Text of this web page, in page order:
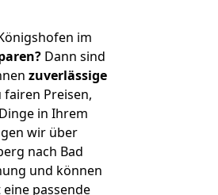
im
Dann sind
zuverlässige
fairen Preisen,
in Ihrem
wir über
nach Bad
und können
passende